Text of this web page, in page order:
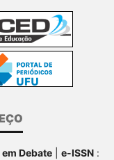
Debate| e-ISSN: